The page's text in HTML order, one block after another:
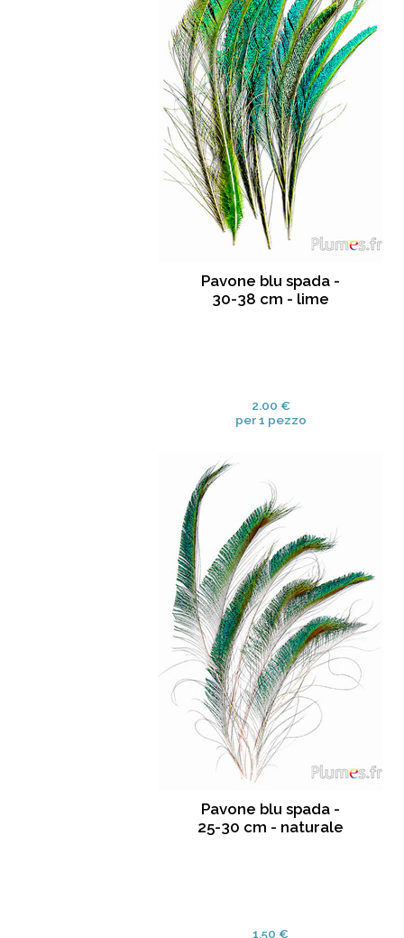
Pavone blu spada -
30-38 cm - lime
2.00 €
per 1 pezzo
Pavone blu spada -
25-30 cm - naturale
1.50 €